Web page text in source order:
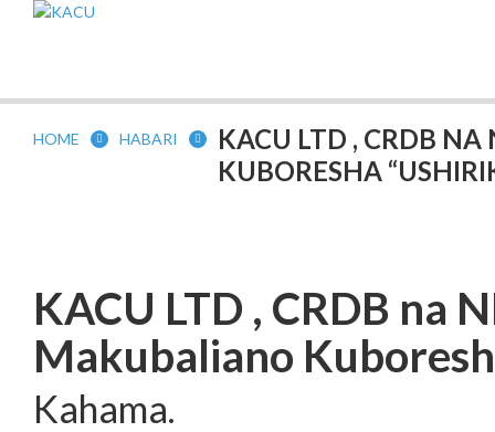
HOME HABARI
KACU LTD , CRDB
KUBORESHA
KACU LTD , CRDB na
Makubaliano
Kahama.